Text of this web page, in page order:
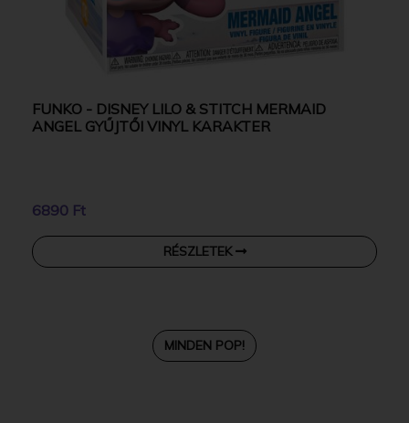
FUNKO - DISNEY LILO & STITCH MERMAID
ANGEL GYŰJTŐI VINYL KARAKTER
6890 Ft
RÉSZLETEK
MINDEN POP!